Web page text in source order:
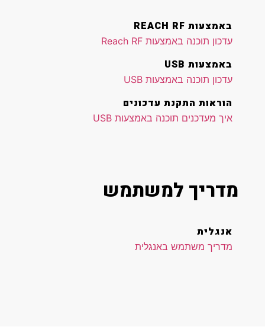
באמצעות REACH RF
עדכון תוכנה באמצעות Reach RF
באמצעות USB
עדכון תוכנה באמצעות USB
הוראות התקנת עדכונים
איך מעדכנים תוכנה באמצעות USB
מדריך למשתמש
אנגלית
מדריך משתמש באנגלית